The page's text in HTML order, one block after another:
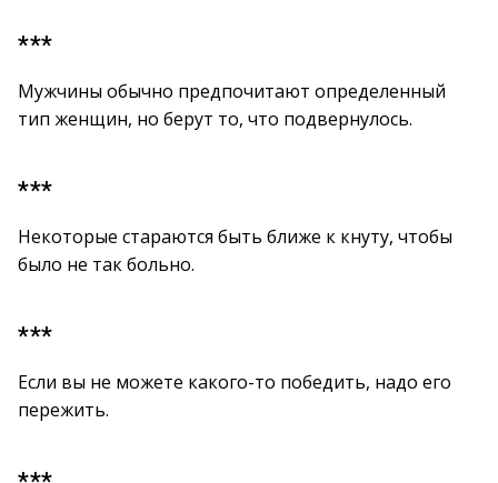
***
Мужчины обычно предпочитают определенный
тип женщин, но берут то, что подвернулось.
***
Некоторые стараются быть ближе к кнуту, чтобы
было не так больно.
***
Если вы не можете какого-то победить, надо его
пережить.